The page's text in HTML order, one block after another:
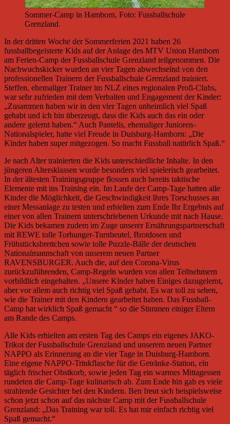
Sommer-Camp in Hamborn. Foto: Fussballschule
Grenzland.
In der dritten Woche der Sommerferien 2021 haben 26
fussballbegeisterte Kids auf der Anlage des MTV Union Hamborn
am Ferien-Camp der Fussballschule Grenzland teilgenommen. Die
Nachwuchskicker wurden an vier Tagen abwechselnd von den
professionellen Trainern der Fussballschule Grenzland trainiert.
Steffen, ehemaliger Trainer im NLZ eines regionalen Profi-Clubs,
war sehr zufrieden mit dem Verhalten und Engagement der Kinder:
„Zusammen haben wir in den vier Tagen unheimlich viel Spaß
gehabt und ich bin überzeugt, dass die Kids auch das ein oder
andere gelernt haben.“ Auch Pantelis, ehemaliger Junioren-
Nationalspieler, hatte viel Freude in Duisburg-Hamborn: „Die
Kinder haben super mitgezogen. So macht Fussball natürlich Spaß.“
Je nach Alter trainierten die Kids unterschiedliche Inhalte. In den
jüngeren Altersklassen wurde besonders viel spielerisch gearbeitet.
In der ältesten Trainingsgruppe flossen auch bereits taktische
Elemente mit ins Training ein. Im Laufe der Camp-Tage hatten alle
Kinder die Möglichkeit, die Geschwindigkeit Ihres Torschusses an
einer Messanlage zu testen und erhielten zum Ende Ihr Ergebnis auf
einer von allen Trainern unterschriebenen Urkunde mit nach Hause.
Die Kids bekamen zudem im Zuge unserer Ernährungspartnerschaft
mit REWE tolle Torhunger-Turnbeutel, Brotdosen und
Frühstücksbrettchen sowie tolle Puzzle-Bälle der deutschen
Nationalmannschaft von unserem neuen Partner
RAVENSBURGER. Auch die, auf den Corona-Virus
zurückzuführenden, Camp-Regeln wurden von allen Teilnehmern
vorbildlich eingehalten. „Unsere Kinder haben Einiges dazugelernt,
aber vor allem auch richtig viel Spaß gehabt. Es war toll zu sehen,
wie die Trainer mit den Kindern gearbeitet haben. Das Fussball-
Camp hat wirklich Spaß gemacht “ so die Stimmen einiger Eltern
am Rande des Camps.
Alle Kids erhielten am ersten Tag des Camps ein eigenes JAKO-
Trikot der Fussballschule Grenzland und unserem neuen Partner
NAPPO als Erinnerung an die vier Tage in Duisburg-Hamborn.
Eine eigene NAPPO-Trinkflasche für die Getränke-Station, ein
täglich frischer Obstkorb, sowie jeden Tag ein warmes Mittagessen
rundeten die Camp-Tage kulinarisch ab. Zum Ende hin gab es viele
strahlende Gesichter bei den Kindern. Ben freut sich beispielsweise
schon jetzt schon auf das nächste Camp mit der Fussballschule
Grenzland: „Das Training war toll. Es hat mir einfach richtig viel
Spaß gemacht.“